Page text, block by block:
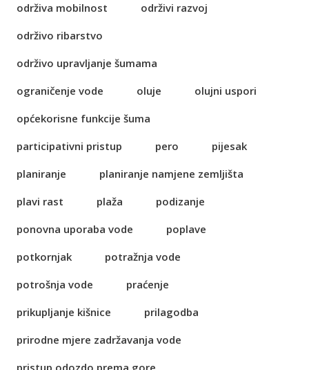
održiva mobilnost
održivi razvoj
održivo ribarstvo
održivo upravljanje šumama
ograničenje vode
oluje
olujni uspori
općekorisne funkcije šuma
participativni pristup
pero
pijesak
planiranje
planiranje namjene zemljišta
plavi rast
plaža
podizanje
ponovna uporaba vode
poplave
potkornjak
potražnja vode
potrošnja vode
praćenje
prikupljanje kišnice
prilagodba
prirodne mjere zadržavanja vode
pristup odozdo prema gore